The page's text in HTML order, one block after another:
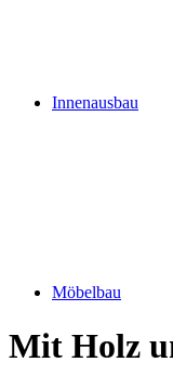
Innenausbau
Möbelbau
Mit Holz